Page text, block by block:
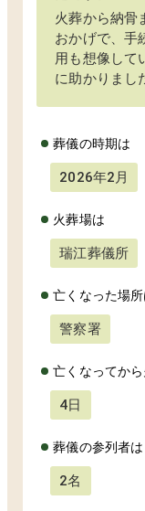
火葬から納骨
おかげで、手
用も想像して
に助かりまし
葬儀の時期は
2026年2月
火葬場は
瑞江葬儀所
亡くなった場所
警察署
亡くなってか
4日
葬儀の参列者は
2名